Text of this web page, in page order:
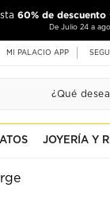
60% de descuento
De Julio 24 a
MI PALACIO APP
JOYERÍA Y